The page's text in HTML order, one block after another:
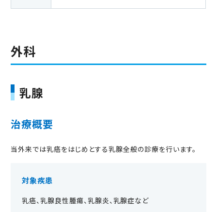
外科
乳腺
治療概要
当外来では乳癌をはじめとする乳腺全般の診療を行います。
対象疾患
乳癌、乳腺良性腫瘍、乳腺炎、乳腺症など